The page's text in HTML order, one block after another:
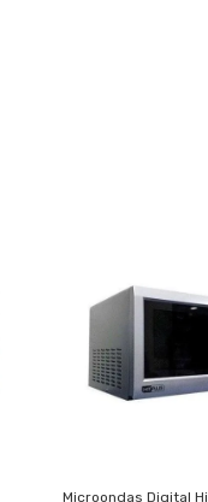
Microondas Digital